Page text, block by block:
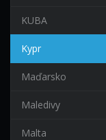
KUBA
Kypr
Maďarsko
Maledivy
Malta